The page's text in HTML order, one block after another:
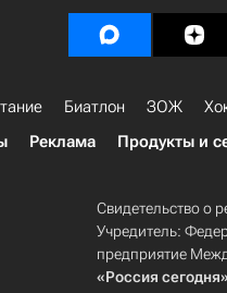
Биатлон ЗОЖ
Реклама Продукты и
Свидетельство о
Учредитель:
предприятие
«Россия сегодня»